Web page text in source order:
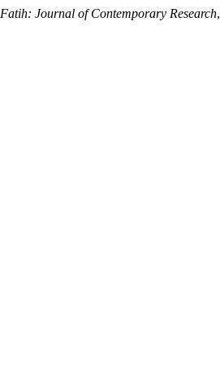
Fatih: Journal of Contemporary Research,